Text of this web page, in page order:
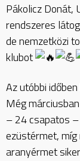
Pákolicz Donát,
rendszeres
de nemzetközi
klubot
Az utóbbi
Még
– 24 csapatos –
ezüstérmet,
aranyérmet